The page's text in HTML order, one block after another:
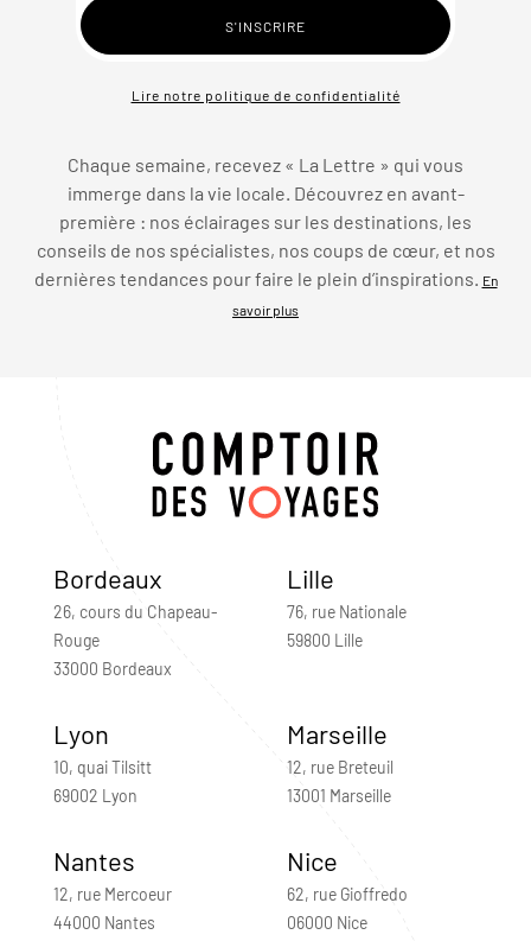
Lire notre politique de confidentialité
Chaque semaine, recevez « La Lettre » qui vous
immerge dans la vie locale. Découvrez en avant-
première : nos éclairages sur les destinations, les
conseils de nos spécialistes, nos coups de cœur, et nos
dernières tendances pour faire le plein d’inspirations.
En
savoir plus
Bordeaux
26, cours du Chapeau-
Rouge
33000 Bordeaux
Lille
76, rue Nationale
59800 Lille
Lyon
10, quai Tilsitt
69002 Lyon
Marseille
12, rue Breteuil
13001 Marseille
Nantes
12, rue Mercoeur
44000 Nantes
Nice
62, rue Gioffredo
06000 Nice